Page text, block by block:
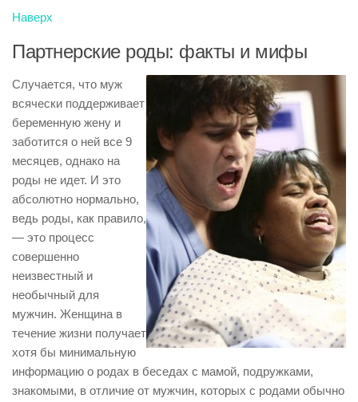
Наверх
Партнерские роды: факты и мифы
Случается, что муж
всячески поддерживает
беременную жену и
заботится о ней все 9
месяцев, однако на
роды не идет. И это
абсолютно нормально,
ведь роды, как правило,
— это процесс
совершенно
неизвестный и
необычный для
мужчин. Женщина в
течение жизни получает
хотя бы минимальную
информацию о родах в беседах с мамой, подружками,
знакомыми, в отличие от мужчин, которых с родами обычно